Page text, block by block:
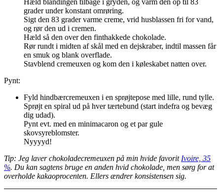
grader under konstant omrøring.
Sigt den 83 grader varme creme, vrid husblassen fri for vand,
og rør den ud i cremen.
Hæld så den over den finthakkede chokolade.
Rør rundt i midten af skål med en dejskraber, indtil massen får
en smuk og blank overflade.
Stavblend cremeuxen og kom den i køleskabet natten over.
Pynt:
Fyld hindbærcremeuxen i en sprøjtepose med lille, rund tylle.
Sprøjt en spiral ud på hver tærtebund (start indefra og bevæg
dig udad).
Pynt evt. med en minimacaron og et par gule
skovsyreblomster.
Nyyyyd!
Tip: Jeg laver chokoladecremeuxen på min hvide favorit Ivoire, 35
%. Du kan sagtens bruge en anden hvid chokolade, men sørg for at
overholde kakaoprocenten. Ellers ændrer konsistensen sig.